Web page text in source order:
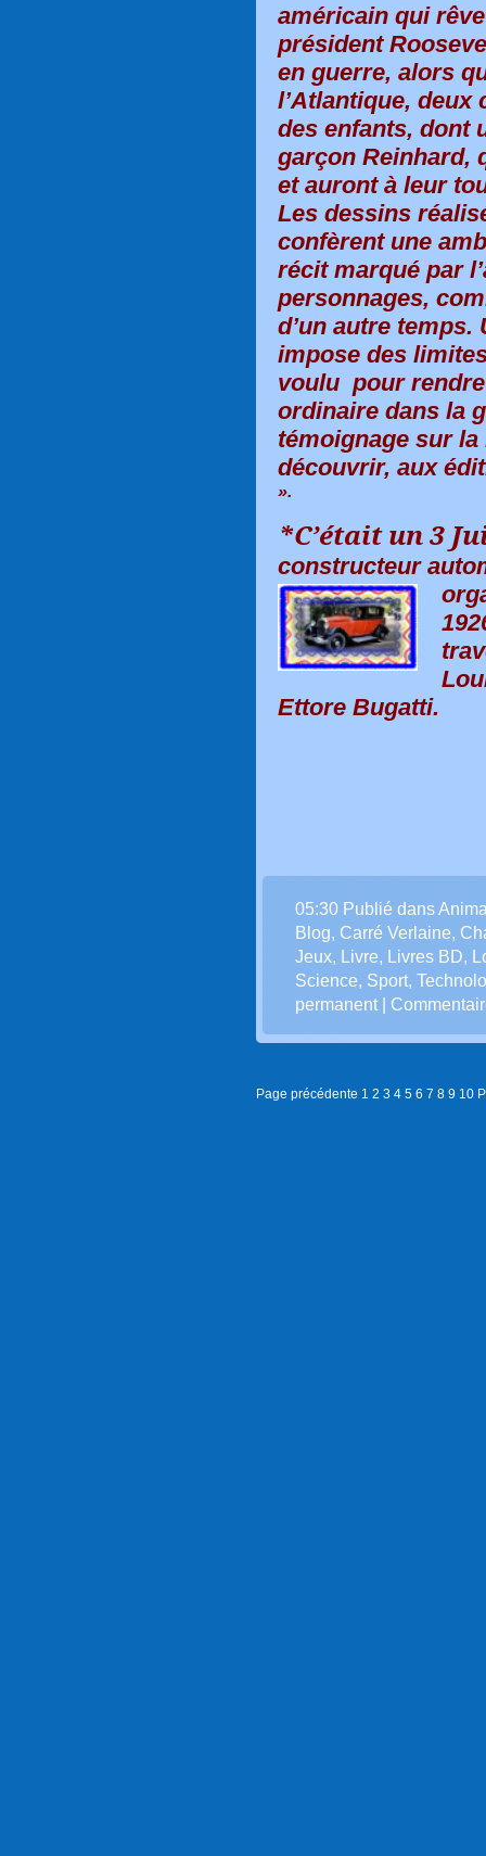
américain qui
président
en guerre, alors
l’Atlantique, deux
des enfants, dont
garçon Reinhard,
et auront à leur
Les dessins
confèrent une
récit marqué par
personnages,
d’un autre
impose des
voulu pour
ordinaire dans la
témoignage sur
découvrir, aux
*C’était un 3
constructeur
Ettore Bugatti.
05:30 Publié dans
Blog, Carré Verlaine,
Jeux, Livre, Livres BD,
Science, Sport,
permanent
Page précédente 1 2 3 4 5 6 7 8 9 10